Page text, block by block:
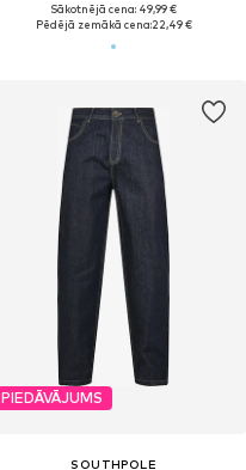
Sākotnējā cena: 49,99 €
Pēdējā zemākā cena:22,49 €
PIEDĀVĀJUMS
SOUTHPOLE